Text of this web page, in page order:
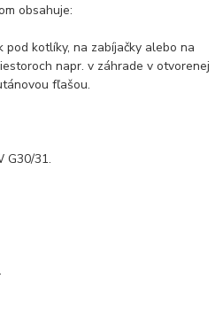
obsahuje:
pod kotlíky, na zabíjačky alebo na
napr. v záhrade v otvorenej
fľašou.
G30/31.